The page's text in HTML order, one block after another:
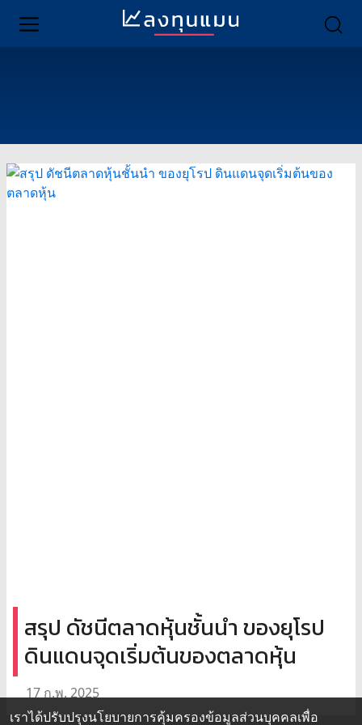
สรุป ดัชนีตลาดหุ้นชั้นนำ ของยุโรป
ดินแดนจุดเริ่มต้นของตลาดหุ้น
17 ก.พ. 2025
เราได้ปรับปรุงนโยบายการคุ้มครองข้อมูลส่วนบุคคลเพื่อ